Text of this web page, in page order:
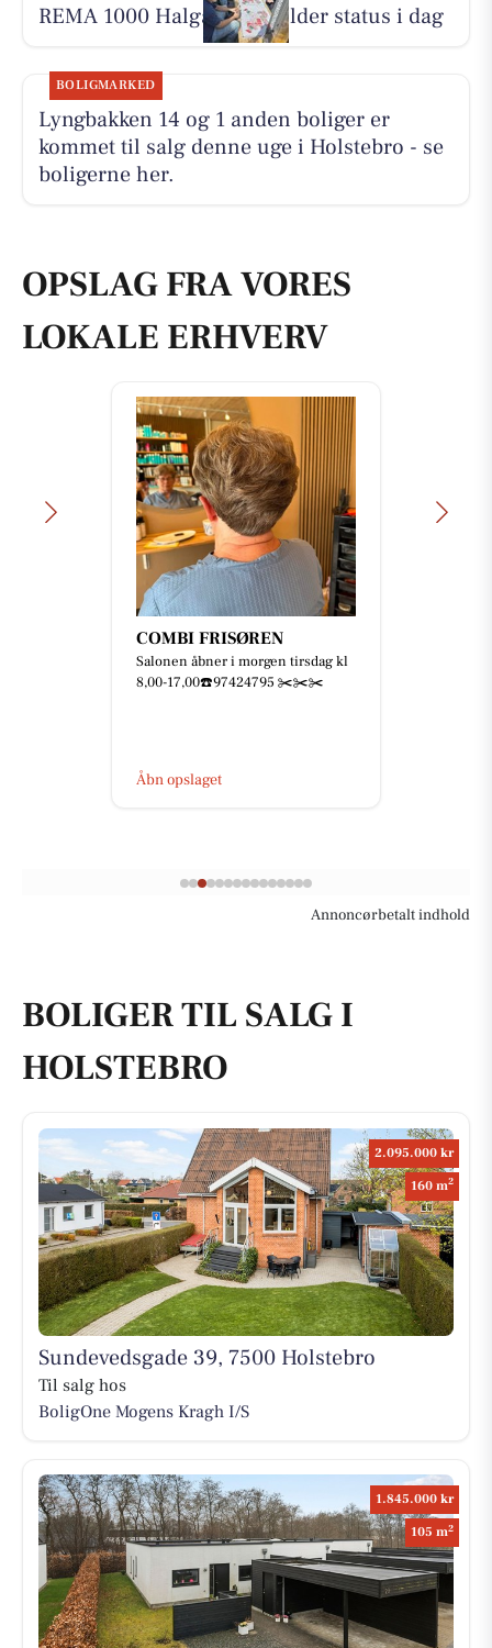
REMA 1000 Halgårdvej holder status i dag
BOLIGMARKED
Lyngbakken 14 og 1 anden boliger er
kommet til salg denne uge i Holstebro - se
boligerne her.
OPSLAG FRA VORES
LOKALE ERHVERV
COMBI FRISØREN
Salonen åbner i morgen tirsdag kl
8,00-17,00☎️97424795 ✂️✂️✂️
Åbn opslaget
Annoncørbetalt indhold
BOLIGER TIL SALG I
HOLSTEBRO
2.095.000 kr
160 m2
Sundevedsgade 39, 7500 Holstebro
Til salg hos
BoligOne Mogens Kragh I/S
1.845.000 kr
105 m2